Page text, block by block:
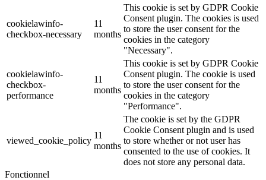
cookielawinfo-
checkbox-necessary
11
months
This cookie is set by GDPR Cookie
Consent plugin. The cookies is used
to store the user consent for the
cookies in the category
"Necessary".
cookielawinfo-
checkbox-
performance
11
months
This cookie is set by GDPR Cookie
Consent plugin. The cookie is used
to store the user consent for the
cookies in the category
"Performance".
viewed_cookie_policy
11
months
The cookie is set by the GDPR
Cookie Consent plugin and is used
to store whether or not user has
consented to the use of cookies. It
does not store any personal data.
Fonctionnel